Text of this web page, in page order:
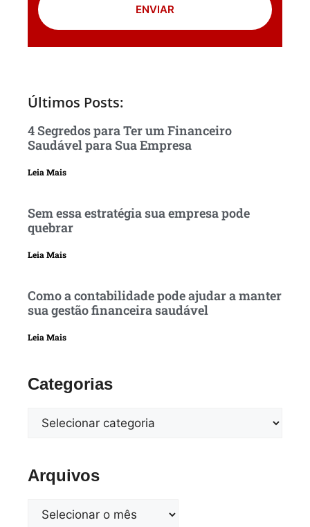
ENVIAR
Últimos Posts:
4 Segredos para Ter um Financeiro
Saudável para Sua Empresa
Leia Mais
Sem essa estratégia sua empresa pode
quebrar
Leia Mais
Como a contabilidade pode ajudar a manter
sua gestão financeira saudável
Leia Mais
Categorias
Arquivos